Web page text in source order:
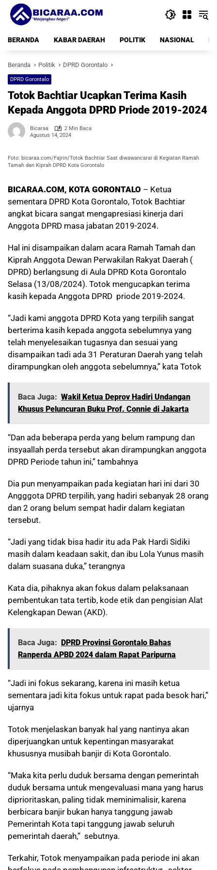
Langsung
konten
BERANDA
KABAR DAERAH POLITIK NASIONAL
Beranda Politik DPRD Gorontalo
DPRD Gorontalo
Totok Bachtiar Ucapkan Terima Kasih
Kepada Anggota DPRD Priode 2019-2024
Bicaraa
2 Min Baca
Agustus 14, 2024
Foto: bicaraa.com/Fajrin/Totok Bachtiar Saat diwawancarai di Kegiatan Ramah
Tamah dan Kiprah DPRD Kota Gorontalo
BICARAA.COM, KOTA GORONTALO – Ketua
sementara DPRD Kota Gorontalo, Totok Bachtiar
angkat bicara sangat mengapresiasi kinerja dari
Anggota DPRD masa jabatan 2019-2024.
Hal ini disampaikan dalam acara Ramah Tamah dan
Kiprah Anggota Dewan Perwakilan Rakyat Daerah (
DPRD) berlangsung di Aula DPRD Kota Gorontalo
Selasa (13/08/2024). Totok mengucapkan terima
kasih kepada Anggota DPRD priode 2019-2024.
“Jadi kami anggota DPRD Kota yang terpilih sangat
berterima kasih kepada anggota sebelumnya yang
telah menyelesaikan tugasnya dan sesuai yang
disampaikan tadi ada 31 Peraturan Daerah yang telah
dirampungkan oleh anggota sebelumnya,” kata Totok
Baca Juga: Wakil Ketua Deprov Hadiri Undangan
Khusus Peluncuran Buku Prof. Connie di Jakarta
“Dan ada beberapa perda yang belum rampung dan
insyaallah perda tersebut akan dirampungkan anggota
DPRD Periode tahun ini,” tambahnya
Dia pun menyampaikan pada kegiatan hari ini dari 30
Angggota DPRD terpilih, yang hadiri sebanyak 28 orang
dan 2 orang belum sempat hadir dalam kegiatan
tersebut.
“Jadi yang tidak bisa hadir itu ada Pak Hardi Sidiki
masih dalam keadaan sakit, dan ibu Lola Yunus masih
dalam suasana duka,” terangnya
Kata dia, pihaknya akan fokus dalam pelaksanaan
pembentukan tata tertib, kode etik dan pengisian Alat
Kelengkapan Dewan (AKD).
Baca Juga: DPRD Provinsi Gorontalo Bahas
Ranperda APBD 2024 dalam Rapat Paripurna
“Jadi ini fokus sekarang, karena ini masih ketua
sementara jadi kita fokus untuk rapat pada besok hari,”
ujarnya
Totok menjelaskan banyak hal yang nantinya akan
diperjuangkan untuk kepentingan masyarakat
khususnya musibah banjir di Kota Gorontalo.
“Maka kita perlu duduk bersama dengan pemerintah
duduk bersama untuk mengevaluasi mana yang harus
diprioritaskan, paling tidak meminimalisir, karena
berbicara banjir bukan hanya tanggung jawab
Pemerintah Kota tapi tanggung jawab seluruh
pemerintah daerah,” sebutnya.
Terkahir, Totok menyampaikan pada periode ini akan